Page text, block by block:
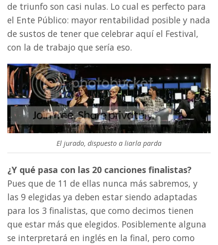
de triunfo son casi nulas. Lo cual es perfecto para
el Ente Público: mayor rentabilidad posible y nada
de sustos de tener que celebrar aquí el Festival,
con la de trabajo que sería eso.
El jurado, dispuesto a liarla parda
¿Y qué pasa con las 20 canciones finalistas?
Pues que de 11 de ellas nunca más sabremos, y
las 9 elegidas ya deben estar siendo adaptadas
para los 3 finalistas, que como decimos tienen
que estar más que elegidos. Posiblemente alguna
se interpretará en inglés en la final, pero como